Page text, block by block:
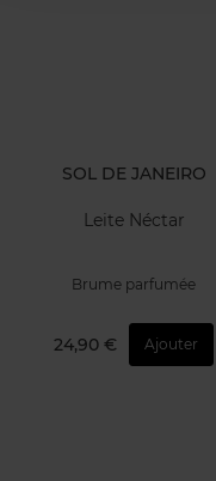
SOL DE JANEIRO
Leite Néctar
Brume parfumée
24,90 € Ajouter